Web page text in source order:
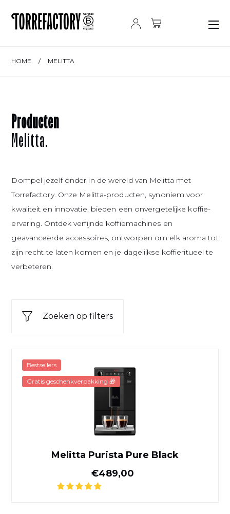
HOME / MELITTA
Producten
Melitta.
Dompel jezelf onder in de wereld van Melitta met
Torrefactory. Onze Melitta-producten, synoniem voor
kwaliteit en innovatie, bieden een onvergetelijke koffie-
ervaring. Ontdek verfijnde koffiemachines en
geavanceerde accessoires, ontworpen om elk aroma tot
zijn recht te laten komen en je dagelijkse koffieritueel te
verbeteren.
Zoeken op filters
Melitta Purista Pure Black
Normale prijs
€489,00
Bestsellers
Gratis geschenkverpakking 🎁